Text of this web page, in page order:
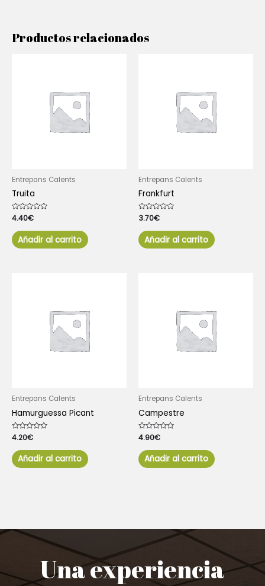
Productos relacionados
Entrepans Calents
Truita
Valorado
con
de
5
4.40€
Añadir al carrito
Entrepans Calents
Frankfurt
Valorado
con
de
5
3.70€
Añadir al carrito
Entrepans Calents
Hamurguessa Picant
Valorado
con
de
5
4.20€
Añadir al carrito
Entrepans Calents
Campestre
Valorado
con
de
5
4.90€
Añadir al carrito
Una experiencia